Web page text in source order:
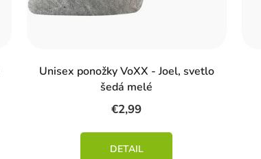
Unisex ponožky VoXX - Joel, svetlo
šedá melé
€2,99
DETAIL